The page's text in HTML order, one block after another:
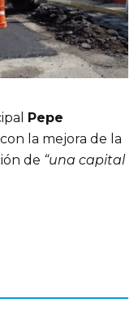
Pepe
la mejora de la
de “una capital